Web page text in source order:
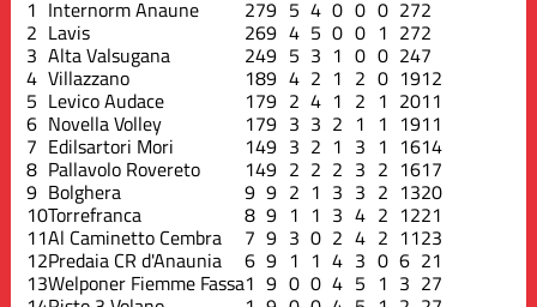
1 Internorm Anaune 279 5 4 0 0 0 272
2 Lavis 269 4 5 0 0 1 272
3 Alta Valsugana 249 5 3 1 0 0 247
4 Villazzano 189 4 2 1 2 0 1912
5 Levico Audace 179 2 4 1 2 1 2011
6 Novella Volley 179 3 3 2 1 1 1911
7 Edilsartori Mori 149 3 2 1 3 1 1614
8 Pallavolo Rovereto 149 2 2 2 3 2 1617
9 Bolghera 9 9 2 1 3 3 2 1320
10Torrefranca 8 9 1 1 3 4 2 1221
11Al Caminetto Cembra 7 9 3 0 2 4 2 1123
12Predaia CR d'Anaunia 6 9 1 1 4 3 0 6 21
13Welponer Fiemme Fassa1 9 0 0 4 5 1 3 27